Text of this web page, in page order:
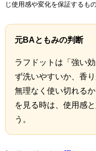
じ使用感や変化を保証するも
元BAともみの判断
ラフドットは「強い
ず洗いやすいか、香
無理なく使い切れる
を見る時は、使用感
う。